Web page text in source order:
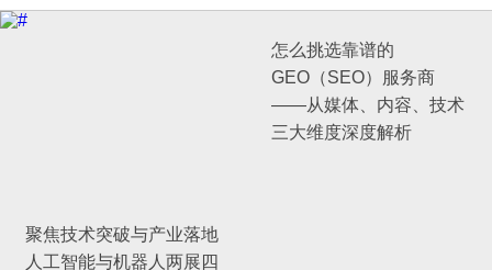
怎么挑选靠谱的
GEO（SEO）服务商
——从媒体、内容、技术
三大维度深度解析
聚焦技术突破与产业落地
人工智能与机器人两展四